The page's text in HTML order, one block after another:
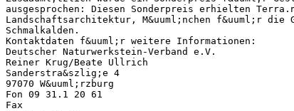
ausgesprochen: Diesen Sonderpreis erhielten
Landschaftsarchitektur, M&uuml;nchen f&uuml;r die
Schmalkalden.
Kontaktdaten f&uuml;r weitere Informationen:
Deutscher Naturwerkstein-Verband e.V.
Reiner Krug/Beate Ullrich
Sanderstra&szlig;e 4
97070 W&uuml;rzburg
Fon 09 31.1 20 61
Fax